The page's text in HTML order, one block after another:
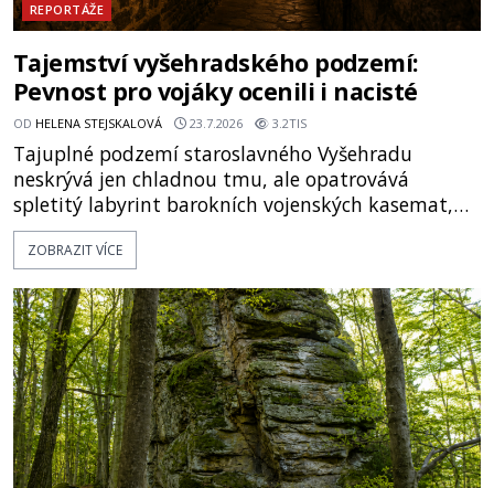
REPORTÁŽE
Tajemství vyšehradského podzemí:
Pevnost pro vojáky ocenili i nacisté
OD HELENA STEJSKALOVÁ 23.7.2026 3.2TIS
Tajuplné podzemí staroslavného Vyšehradu
neskrývá jen chladnou tmu, ale opatrovává
spletitý labyrint barokních vojenských kasemat,
zapomenuté chrámy a vzácné národní poklady.
Hluboko uvnitř mohutné skály nad řekou Vltavou
vyhýbá shonu moderní metropole. Místo, ke
kterému se vážou nejstarší české mýty, ve svých
temných útrobách střeží monumentální
ZOBRAZIT VÍCE